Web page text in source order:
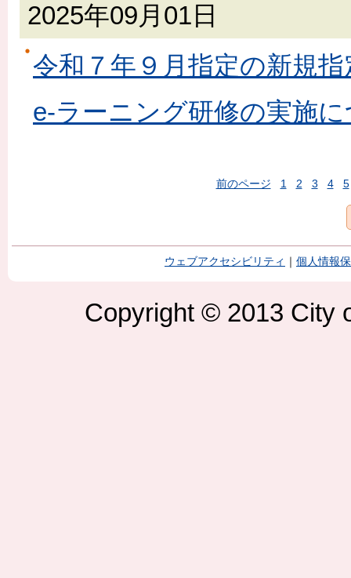
2025年09月01日
令和７年９月指定の新規
e-ラーニング研修の実施
前のページ 1 2 3 4 5
ウェブアクセシビリティ ｜ 個人情報
Copyright © 2013 City